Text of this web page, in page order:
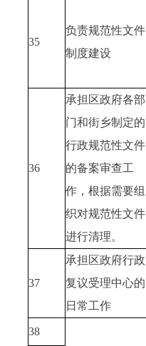
35
负责规范性文件
制度建设
36
承担区政府各部
门和街乡制定的
行政规范性文件
的备案审查工
作，根据需要组
织对规范性文件
进行清理。
37
承担区政府行政
复议受理中心的
日常工作
38